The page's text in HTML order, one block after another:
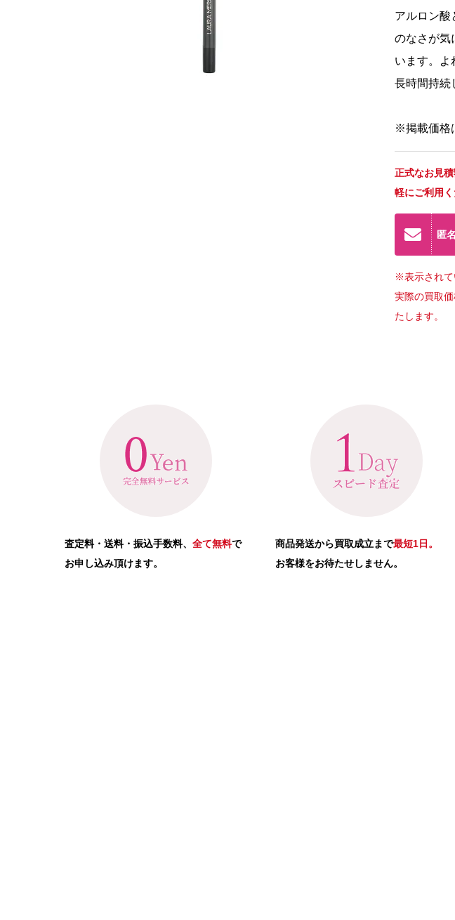
アルロン酸
のなさが気
います。よ
長時間持続
※掲載価格
正式なお見
軽にご利用く
匿
※表示されて
実際の買取
たします。
査定料・送料・振込手数料、 全て無料で
お申し込み頂けます。
商品発送から買取成立まで最短1日。
お客様をお待たせしません。